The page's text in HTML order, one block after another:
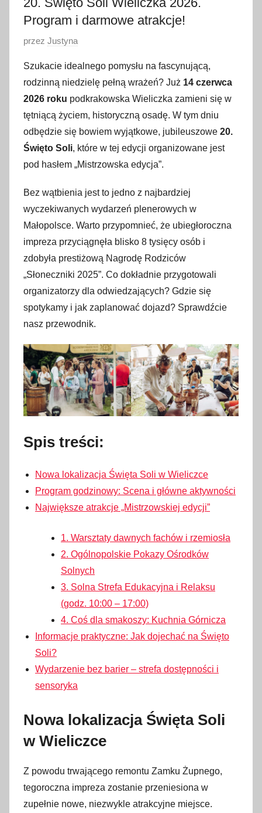
Program i darmowe atrakcje!
O
u
b
l
i
k
o
w
n
o
1
0
c
z
w
a
2
0
2
6
przez Justyna
Szukacie idealnego pomysłu na fascynującą,
rodzinną niedzielę pełną wrażeń? Już 14 czerwca
2026 roku podkrakowska Wieliczka zamieni się w
tętniącą życiem, historyczną osadę. W tym dniu
odbędzie się bowiem wyjątkowe, jubileuszowe 20.
Święto Soli, które w tej edycji organizowane jest
pod hasłem „Mistrzowska edycja”.
Bez wątbienia jest to jedno z najbardziej
wyczekiwanych wydarzeń plenerowych w
Małopolsce. Warto przypomnieć, że ubiegłoroczna
impreza przyciągnęła blisko 8 tysięcy osób i
zdobyła prestiżową Nagrodę Rodziców
„Słoneczniki 2025”. Co dokładnie przygotowali
organizatorzy dla odwiedzających? Gdzie się
spotykamy i jak zaplanować dojazd? Sprawdźcie
nasz przewodnik.
Spis treści:
Nowa lokalizacja Święta Soli w Wieliczce
Program godzinowy: Scena i główne aktywności
Największe atrakcje „Mistrzowskiej edycji”
1. Warsztaty dawnych fachów i rzemiosła
2. Ogólnopolskie Pokazy Ośrodków
Solnych
3. Solna Strefa Edukacyjna i Relaksu
(godz. 10:00 – 17:00)
4. Coś dla smakoszy: Kuchnia Górnicza
Informacje praktyczne: Jak dojechać na Święto
Soli?
Wydarzenie bez barier – strefa dostępności i
sensoryka
Nowa lokalizacja Święta Soli
w Wieliczce
Z powodu trwającego remontu Zamku Żupnego,
tegoroczna impreza zostanie przeniesiona w
zupełnie nowe, niezwykle atrakcyjne miejsce.